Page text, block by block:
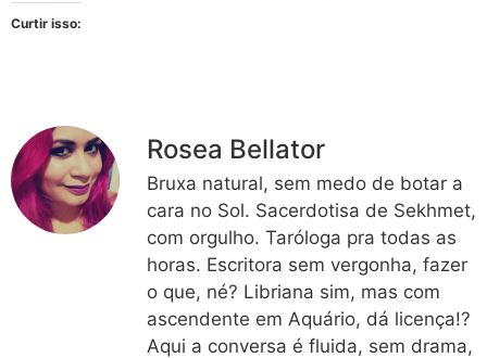
Curtir isso:
Rosea Bellator
Bruxa natural, sem medo de botar a
cara no Sol. Sacerdotisa de Sekhmet,
com orgulho. Taróloga pra todas as
horas. Escritora sem vergonha, fazer
o que, né? Libriana sim, mas com
ascendente em Aquário, dá licença!?
Aqui a conversa é fluida, sem drama,